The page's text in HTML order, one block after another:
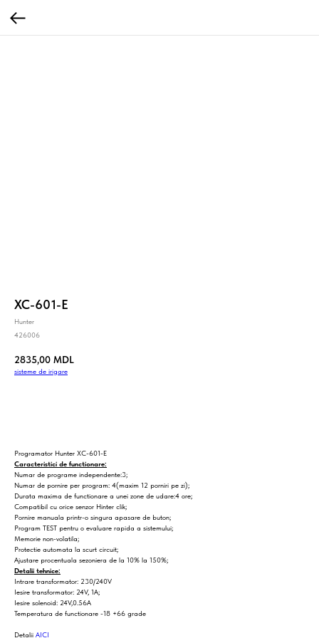
XC-601-E
Hunter
426006
2835,00 MDL
sisteme_de_irigare
Programator Hunter XC-601-E
Caracteristici de functionare:
Numar de programe independente:3;
Numar de pornire per program: 4(maxim 12 porniri pe zi);
Durata maxima de functionare a unei zone de udare:4 ore;
Compatibil cu orice senzor Hinter clik;
Pornire manuala printr-o singura apasare de buton;
Program TEST pentru o evaluare rapida a sistemului;
Memorie non-volatila;
Protectie automata la scurt circuit;
Ajustare procentuala sezoniera de la 10% la 150%;
Detalii tehnice:
Intrare transformator: 230/240V
Iesire transformator: 24V, 1A;
Iesire solenoid: 24V,0.56A
Temperatura de functionare -18 +66 grade
Detalii AICI